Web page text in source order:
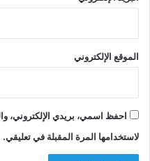
الموقع الإلكتروني
احفظ اسمي، بريدي الإلكتروني،
لاستخدامها المرة المقبلة في تعليقي.